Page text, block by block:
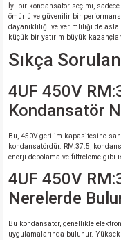
İyi bir kondansatör seçimi,
ömürlü ve güvenilir bir
dayanıklılığı ve verimliliği de
küçük bir yatırım büyük
Sıkça
4UF 450V
Kondansatör
Bu, 450V gerilim kapasitesine
kondansatördür. RM:37.5,
enerji depolama ve filtreleme gibi
4UF 450V
Nerelerde
Bu kondansatör, genellikle
uygulamalarında bulunur.